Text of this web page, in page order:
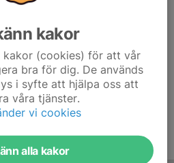
kakor
kakor (cookies) för att vår
bra för dig. De används
i syfte att hjälpa oss att
våra tjänster.
vi cookies
alla kakor